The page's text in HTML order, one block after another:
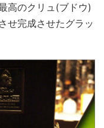
高のクリュ(ブドウ)
せ完成させたグラッ